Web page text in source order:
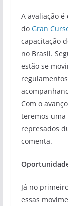
A avaliação
do Gran
capacitação
no Brasil.
estão se
Com o
teremos
represados
comenta.
Já no
essas